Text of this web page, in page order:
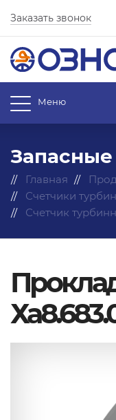
Заказать звонок
Меню
Запасные
Главная
Счетчики
Счетчик